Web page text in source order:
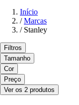
Início
/ Marcas
/ Stanley
Filtros
Tamanho
Cor
Preço
Ver os 2 produtos